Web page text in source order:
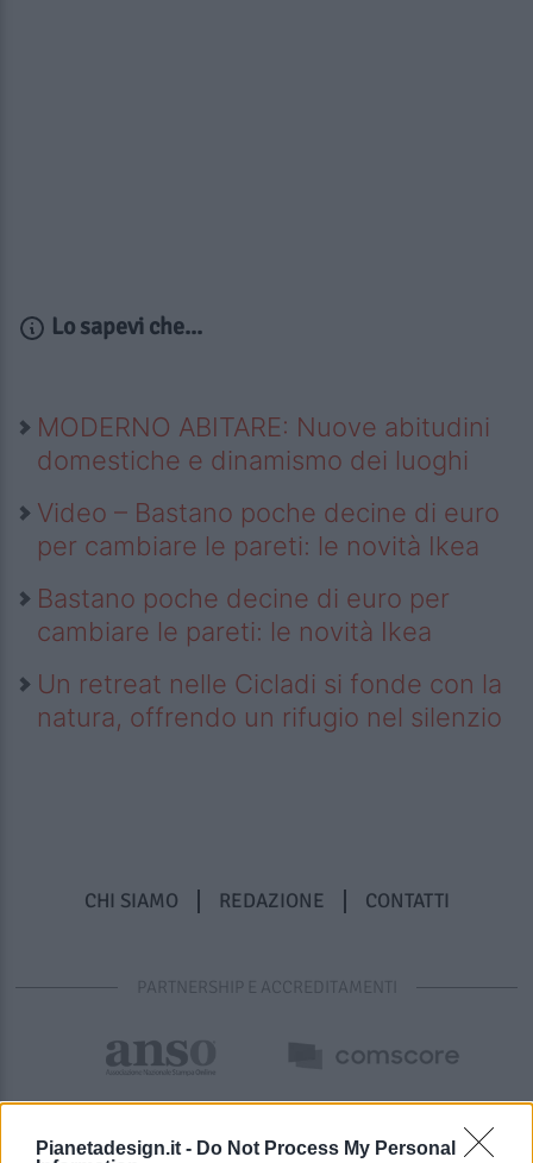
Pianetadesign.it - Do Not Process My Personal
Lo sapevi che...
MODERNO ABITARE: Nuove abitudini
domestiche e dinamismo dei luoghi
Video – Bastano poche decine di euro
per cambiare le pareti: le novità Ikea
Bastano poche decine di euro per
cambiare le pareti: le novità Ikea
Un retreat nelle Cicladi si fonde con la
natura, offrendo un rifugio nel silenzio
CHI SIAMO REDAZIONE CONTATTI
PARTNERSHIP E ACCREDITAMENTI